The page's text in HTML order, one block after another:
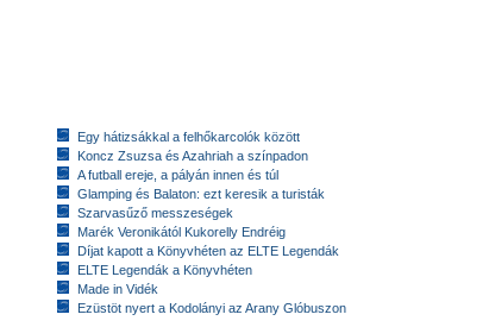
Egy hátizsákkal a felhőkarcolók között
Koncz Zsuzsa és Azahriah a színpadon
A futball ereje, a pályán innen és túl
Glamping és Balaton: ezt keresik a turisták
Szarvasűző messzeségek
Marék Veronikától Kukorelly Endréig
Díjat kapott a Könyvhéten az ELTE Legendák
ELTE Legendák a Könyvhéten
Made in Vidék
Ezüstöt nyert a Kodolányi az Arany Glóbuszon